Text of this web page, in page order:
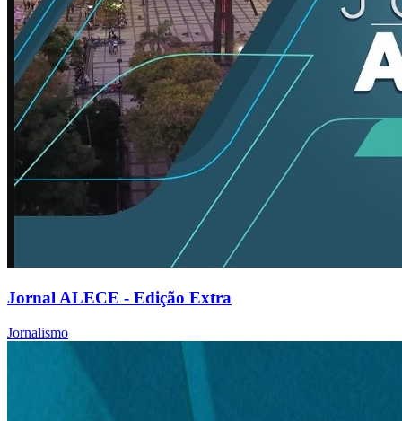
Jornal ALECE - Edição Extra
Jornalismo